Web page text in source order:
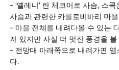
- '옐레니' 란 체코어로 사슴, 스
사슴과 관련한 카를로비바리 마
- 마을 전체를 내려다볼 수 있는
져 있지만 사실 더 멋진 풍경을
- 전망대 아래쪽으로 내려가면
다.